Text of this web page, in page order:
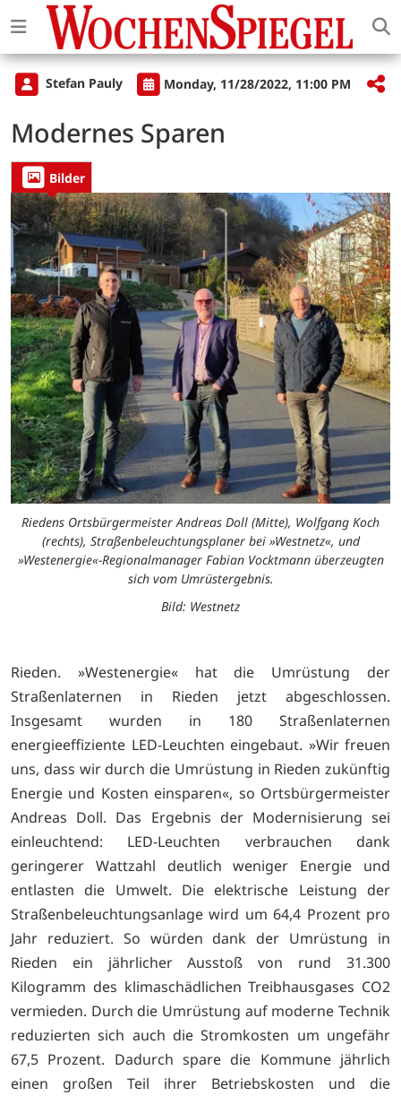
Stefan Pauly Monday, 11/28/2022, 11:00 PM
Modernes Sparen
Bilder
Riedens Ortsbürgermeister Andreas Doll (Mitte), Wolfgang Koch
(rechts), Straßenbeleuchtungsplaner bei »Westnetz«, und
»Westenergie«-Regionalmanager Fabian Vocktmann überzeugten
sich vom Umrüstergebnis.
Bild: Westnetz
Rieden. »Westenergie« hat die Umrüstung der
Straßenlaternen in Rieden jetzt abgeschlossen.
Insgesamt wurden in 180 Straßenlaternen
energieeffiziente LED-Leuchten eingebaut. »Wir freuen
uns, dass wir durch die Umrüstung in Rieden zukünftig
Energie und Kosten einsparen«, so Ortsbürgermeister
Andreas Doll. Das Ergebnis der Modernisierung sei
einleuchtend: LED-Leuchten verbrauchen dank
geringerer Wattzahl deutlich weniger Energie und
entlasten die Umwelt. Die elektrische Leistung der
Straßenbeleuchtungsanlage wird um 64,4 Prozent pro
Jahr reduziert. So würden dank der Umrüstung in
Rieden ein jährlicher Ausstoß von rund 31.300
Kilogramm des klimaschädlichen Treibhausgases CO2
vermieden. Durch die Umrüstung auf moderne Technik
reduzierten sich auch die Stromkosten um ungefähr
67,5 Prozent. Dadurch spare die Kommune jährlich
einen großen Teil ihrer Betriebskosten und die